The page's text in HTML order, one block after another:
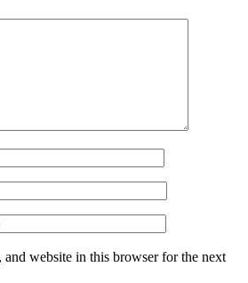
and website in this browser for the next